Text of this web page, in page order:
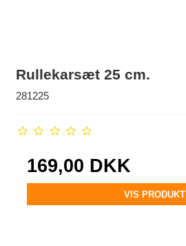
Rullekarsæt 25 cm.
281225
169,00 DKK
VIS PRODUKT